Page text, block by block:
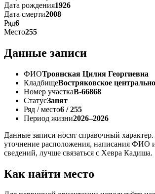
Дата рождения1926
Дата смерти2008
Ряд6
Место255
Данные записи
ФИОТроянская Цилия Георгиевна
КладбищеВостряковское
Номер участкаВ-66868
СтатусЗанят
Ряд / место6 / 255
Период жизни2026–2026
Данные записи носят справочный характер.
уточнение расположения, написания ФИО
сведений, лучше связаться с Хевра Кадиша.
Как найти место